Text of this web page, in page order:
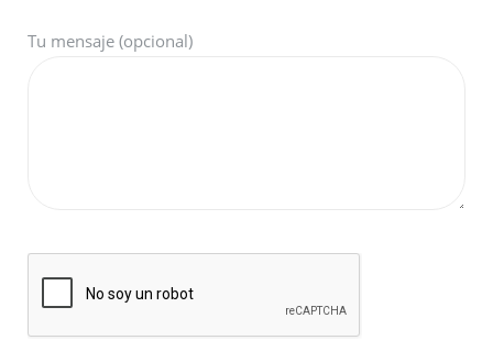
Tu mensaje (opcional)